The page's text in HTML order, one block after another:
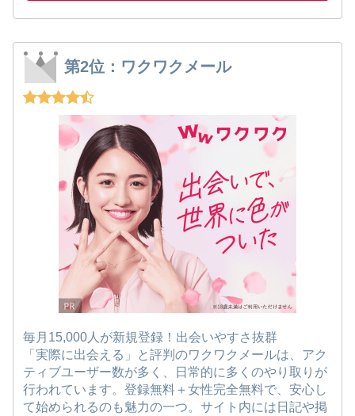
第2位：ワクワクメール
毎月15,000人が新規登録！出会いやすさ抜群
「実際に出会える」と評判のワクワクメールは、アク
ティブユーザー数が多く、日常的に多くのやり取りが
行われています。登録無料＋女性完全無料で、安心し
て始められるのも魅力の一つ。サイト内には日記や掲